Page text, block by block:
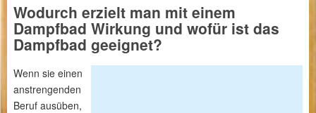
Wodurch erzielt man mit einem
Dampfbad Wirkung und wofür ist das
Dampfbad geeignet?
Wenn sie einen
anstrengenden
Beruf ausüben,